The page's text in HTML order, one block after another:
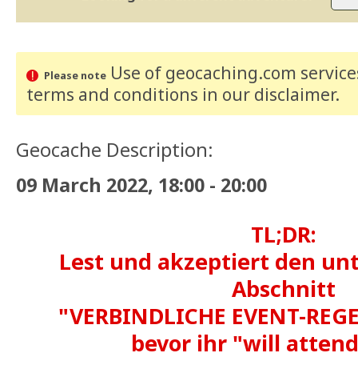
Please noteUse of geocaching.com
terms and conditions in our disclaimer.
Geocache Description:
09 March 2022, 18:00 - 20:00
TL;DR:
Lest und akzeptiert den
Abschnitt
"VERBINDLICHE EVENT-
bevor ihr "will